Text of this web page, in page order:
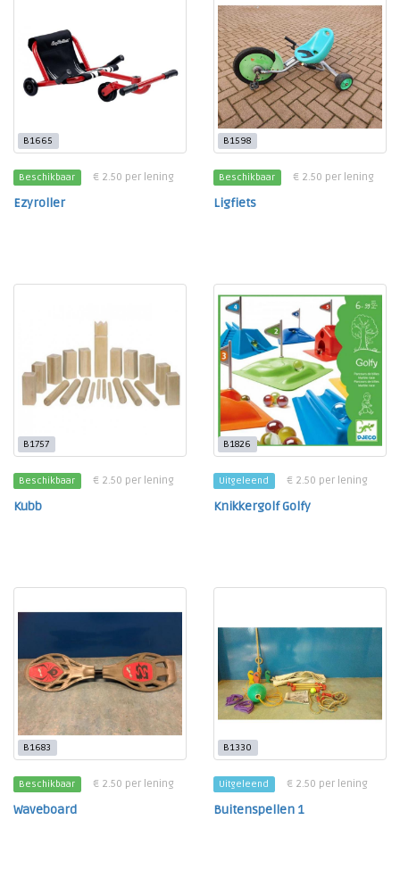
B1665
Beschikbaar € 2.50 per lening
Ezyroller
B1598
Beschikbaar € 2.50 per lening
Ligfiets
B1757
Beschikbaar € 2.50 per lening
Kubb
B1826
Uitgeleend € 2.50 per lening
Knikkergolf Golfy
B1683
Beschikbaar € 2.50 per lening
Waveboard
B1330
Uitgeleend € 2.50 per lening
Buitenspellen 1